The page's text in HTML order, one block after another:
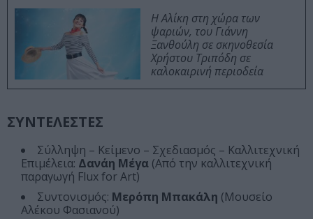
Η Αλίκη στη χώρα των
ψαριών, του Γιάννη
Ξανθούλη σε σκηνοθεσία
Χρήστου Τριπόδη σε
καλοκαιρινή περιοδεία
ΣΥΝΤΕΛΕΣΤΕΣ
Σύλληψη – Κείμενο – Σχεδιασμός – Καλλιτεχνική
Επιμέλεια: Δανάη Μέγα (Από την καλλιτεχνική
παραγωγή Flux for Art)
Συντονισμός: Μερόπη Μπακάλη (Μουσείο
Αλέκου Φασιανού)